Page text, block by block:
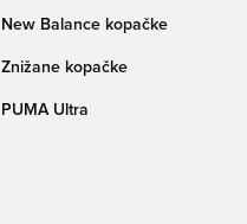
New Balance kopačke
Znižane kopačke
PUMA Ultra